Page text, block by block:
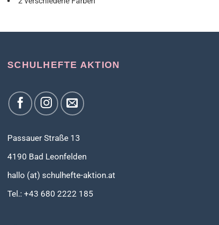
SCHULHEFTE AKTION
Passauer Straße 13
4190 Bad Leonfelden
hallo (at) schulhefte-aktion.at
Tel.: +43 680 2222 185